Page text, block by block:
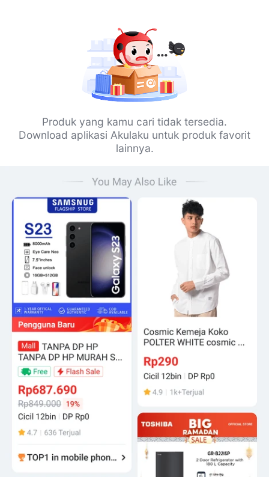
Produk yang kamu cari tidak tersedia.
Download aplikasi Akulaku untuk produk favorit
lainnya.